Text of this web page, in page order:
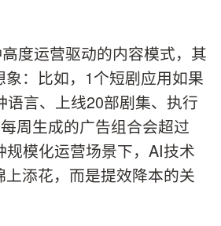
度运营驱动的内容模式，其
：比如，1个短剧应用如果
语言、上线20部剧集、执行
周生成的广告组合会超过
模化运营场景下，AI技术
添花，而是提效降本的关